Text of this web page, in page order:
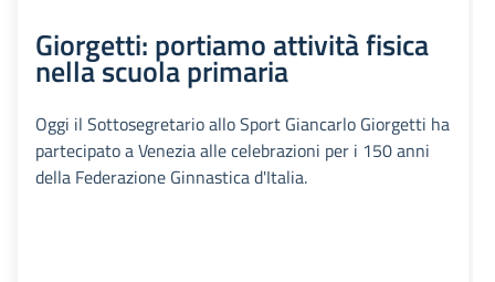
Giorgetti: portiamo attività fisica
nella scuola primaria
Oggi il Sottosegretario allo Sport Giancarlo Giorgetti ha
partecipato a Venezia alle celebrazioni per i 150 anni
della Federazione Ginnastica d'Italia.